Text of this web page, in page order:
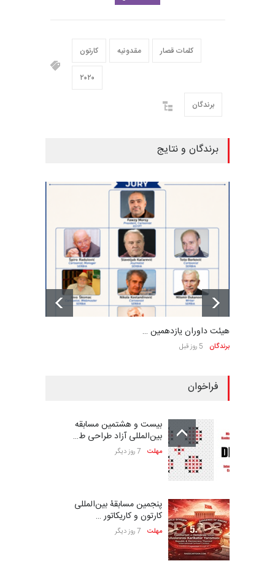
کارتون مقدونیه کلمات قصار
۲۰۲۰
برندگان
برندگان و نتایج
هیئت داوران یازدهمین …
برندگان 5 روز قبل
فراخوان
بیست و هشتمین مسابقه
بین‌المللی آزاد طراحی ط…
مهلت 7 روز دیگر
پنجمین مسابقۀ بین‌المللی
کارتون و کاریکاتور …
مهلت 7 روز دیگر